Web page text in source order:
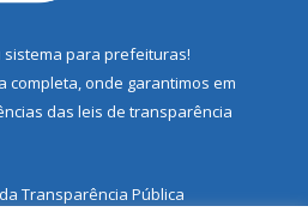
sistema para prefeituras!
completa, onde garantimos em
das leis de transparência
Transparência Pública